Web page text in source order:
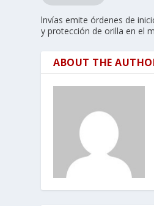
lnvías emite órdenes de
y protección de orilla en el
ABOUT THE